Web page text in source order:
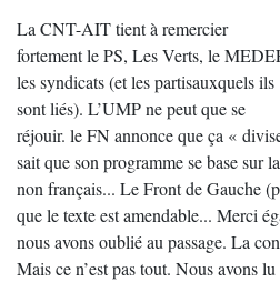
La CNT-AIT tient à remercier
fortement le PS, Les Verts, le
les syndicats (et les partisauxquels ils
sont liés). L’UMP ne peut que se
réjouir. le FN annonce que ça «
sait que son programme se base sur
non français... Le Front de Gauche
que le texte est amendable... Merci
nous avons oublié au passage. La
Mais ce n’est pas tout. Nous avons